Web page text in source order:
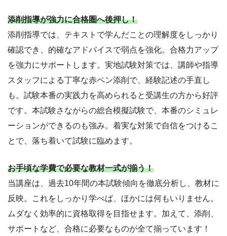
添削指導が強力に合格圏へ後押し！
添削指導では、テキストで学んだことの理解度をしっかり
確認でき、的確なアドバイスで弱点を強化。合格力アップ
を強力にサポートします。実地試験対策では、講師や指導
スタッフによる丁寧な赤ペン添削で、経験記述の手直し
も。試験本番の実践力を高められると受講生の方から好評
です。本試験さながらの総合模擬試験で、本番のシミュレ
ーションができるのも強み。着実な対策で自信をつけるこ
とで、落ち着いて試験に臨めます。
お手頃な学費で必要な教材一式が揃う！
当講座は、過去10年間の本試験傾向を徹底分析し、教材に
反映。これをしっかり学べば、ほかには何もいりません。
ムダなく効率的に資格取得を目指せます。加えて、添削、
サポートなど、合格に必要なものが全て揃っています！